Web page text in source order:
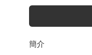
簡介